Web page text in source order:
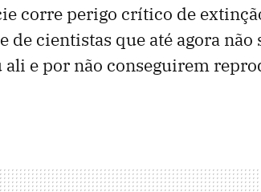
corre perigo crítico de
de cientistas que até agora não
e por não conseguirem